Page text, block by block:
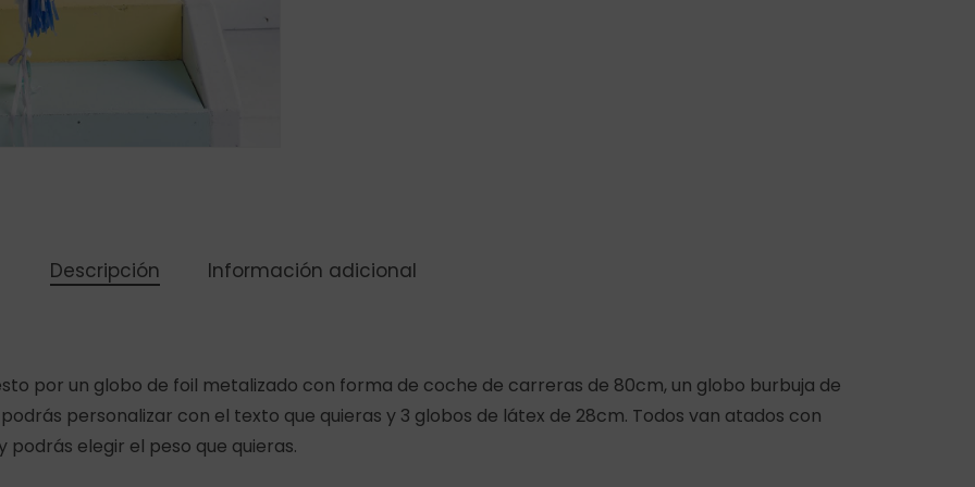
Descripción Información adicional
por un globo de foil metalizado con forma de coche de carreras de 80cm, un globo burbuja de
personalizar con el texto que quieras y 3 globos de látex de 28cm. Todos van atados con
elegir el peso que quieras.